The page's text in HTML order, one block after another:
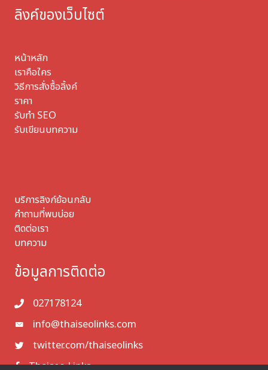
ลิงค์ของเว็บไซต์
หน้าหลัก
เราคือใคร
วิธีการสั่งซื้อลิ้งค์
ราคา
รับทำ SEO
รับเขียนบทความ
บริการลิงก์ย้อนกลับ
คำถามที่พบบ่อย
ติดต่อเรา
บทความ
ข้อมูลการติดต่อ
027178124
info@thaiseolinks.com
twitter.com/thaiseolinks
Thaiseo Links